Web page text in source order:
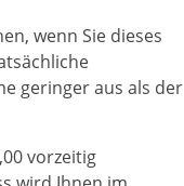
wenn Sie dieses
geringer aus als der
vorzeitig